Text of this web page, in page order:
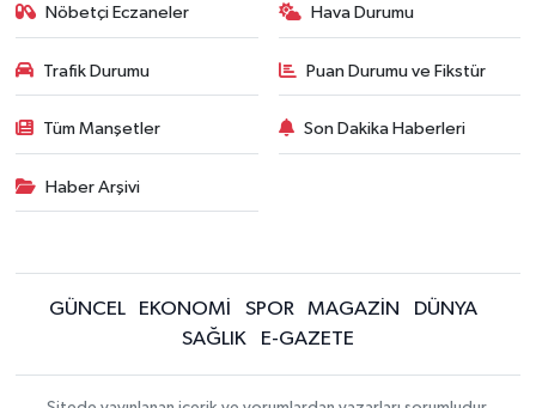
Nöbetçi Eczaneler Hava Durumu
Trafik Durumu Puan Durumu ve Fikstür
Tüm Manşetler Son Dakika Haberleri
Haber Arşivi
GÜNCEL EKONOMİ SPOR MAGAZİN
DÜNYA
SAĞLIK
E-GAZETE